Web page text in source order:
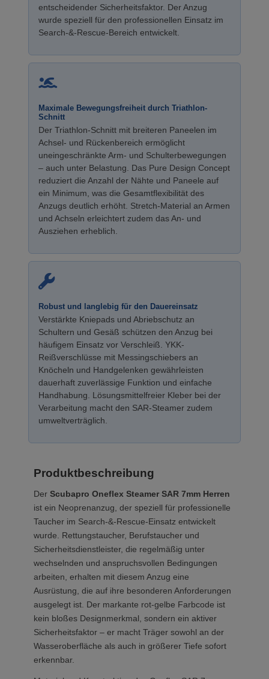
entscheidender Sicherheitsfaktor. Der Anzug
wurde speziell für den professionellen Einsatz im
Search-&-Rescue-Bereich entwickelt.
Maximale Bewegungsfreiheit durch Triathlon-
Schnitt
Der Triathlon-Schnitt mit breiteren Paneelen im
Achsel- und Rückenbereich ermöglicht
uneingeschränkte Arm- und Schulterbewegungen
– auch unter Belastung. Das Pure Design Concept
reduziert die Anzahl der Nähte und Paneele auf
ein Minimum, was die Gesamtflexibilität des
Anzugs deutlich erhöht. Stretch-Material an Armen
und Achseln erleichtert zudem das An- und
Ausziehen erheblich.
Robust und langlebig für den Dauereinsatz
Verstärkte Kniepads und Abriebschutz an
Schultern und Gesäß schützen den Anzug bei
häufigem Einsatz vor Verschleiß. YKK-
Reißverschlüsse mit Messingschiebers an
Knöcheln und Handgelenken gewährleisten
dauerhaft zuverlässige Funktion und einfache
Handhabung. Lösungsmittelfreier Kleber bei der
Verarbeitung macht den SAR-Steamer zudem
umweltverträglich.
Produktbeschreibung
Der Scubapro Oneflex Steamer SAR 7mm Herren
ist ein Neoprenanzug, der speziell für professionelle
Taucher im Search-&-Rescue-Einsatz entwickelt
wurde. Rettungstaucher, Berufstaucher und
Sicherheitsdienstleister, die regelmäßig unter
wechselnden und anspruchsvollen Bedingungen
arbeiten, erhalten mit diesem Anzug eine
Ausrüstung, die auf ihre besonderen Anforderungen
ausgelegt ist. Der markante rot-gelbe Farbcode ist
kein bloßes Designmerkmal, sondern ein aktiver
Sicherheitsfaktor – er macht Träger sowohl an der
Wasseroberfläche als auch in größerer Tiefe sofort
erkennbar.